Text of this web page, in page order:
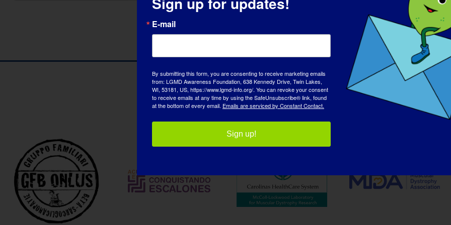
Nasi partnerzy w zakresie
E-mail
By submitting this form, you are consenting to receive marketing emails
from: LGMD Awareness Foundation, 638 Kennedy Drive, Twin Lakes,
WI, 53181, US, https://www.lgmd-info.org/. You can revoke your consent
to receive emails at any time by using the SafeUnsubscribe® link, found
at the bottom of every email. Emails are serviced by Constant Contact.
Sign up!